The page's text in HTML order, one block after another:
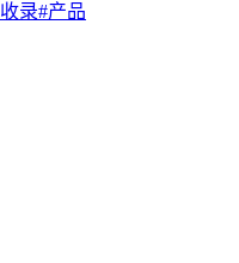
收录#产品